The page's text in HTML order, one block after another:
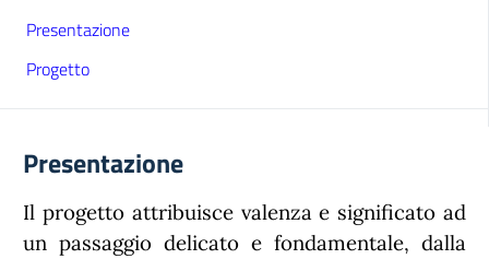
Presentazione
Progetto
Presentazione
Il progetto attribuisce valenza e significato ad
un passaggio delicato e fondamentale, dalla